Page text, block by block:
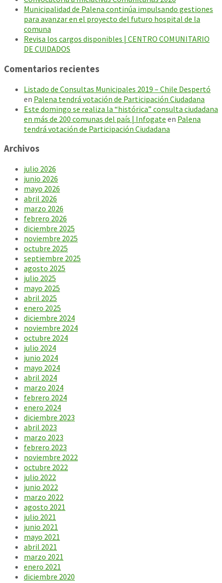
Municipalidad de Palena continúa impulsando gestiones
para avanzar en el proyecto del futuro hospital de la
comuna
Revisa los cargos disponibles | CENTRO COMUNITARIO
DE CUIDADOS
Comentarios recientes
Listado de Consultas Municipales 2019 – Chile Despertó
en Palena tendrá votación de Participación Ciudadana
Este domingo se realiza la “histórica” consulta ciudadana
en más de 200 comunas del país | Infogate en Palena
tendrá votación de Participación Ciudadana
Archivos
julio 2026
junio 2026
mayo 2026
abril 2026
marzo 2026
febrero 2026
diciembre 2025
noviembre 2025
octubre 2025
septiembre 2025
agosto 2025
julio 2025
mayo 2025
abril 2025
enero 2025
diciembre 2024
noviembre 2024
octubre 2024
julio 2024
junio 2024
mayo 2024
abril 2024
marzo 2024
febrero 2024
enero 2024
diciembre 2023
abril 2023
marzo 2023
febrero 2023
noviembre 2022
octubre 2022
julio 2022
junio 2022
marzo 2022
agosto 2021
julio 2021
junio 2021
mayo 2021
abril 2021
marzo 2021
enero 2021
diciembre 2020